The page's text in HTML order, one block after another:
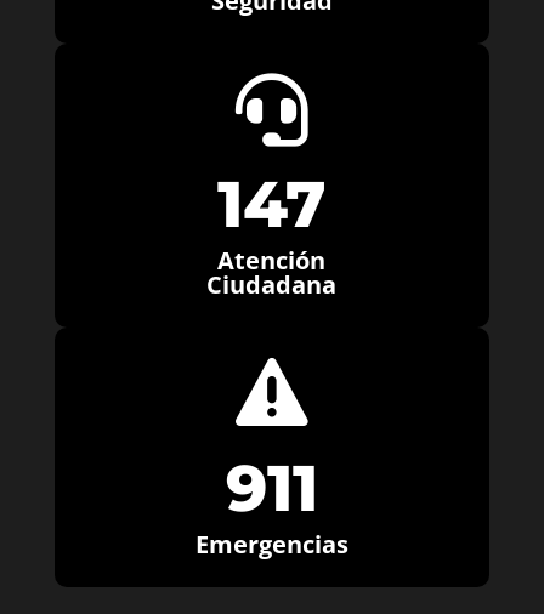

147
Atención
Ciudadana

911
Emergencias